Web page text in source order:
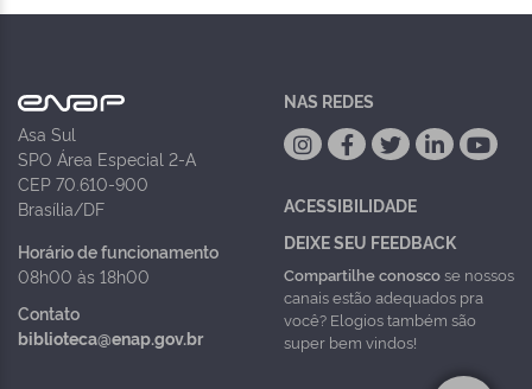
Asa Sul
SPO Área Especial 2-A
CEP 70.610-900
Brasília/DF
Horário de funcionamento
08h00 às 18h00
Contato
biblioteca@enap.gov.br
NAS REDES
ACESSIBILIDADE
DEIXE SEU FEEDBACK
Compartilhe conoscose nossos
canais estão adequados pra
você? Elogios também são
super bem vindos!